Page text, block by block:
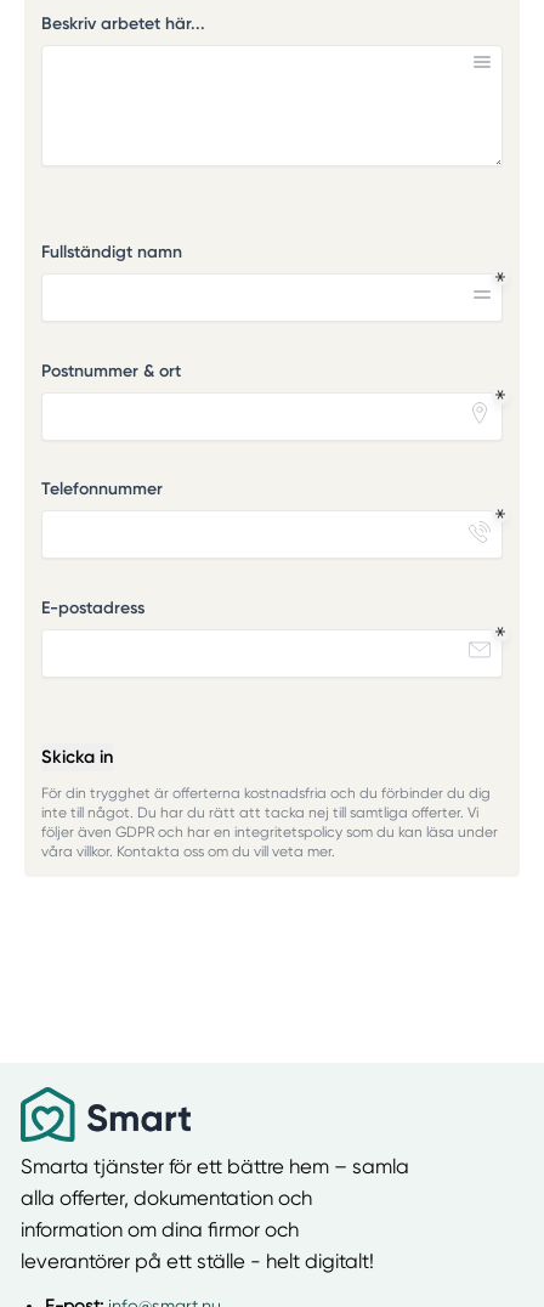
Beskriv arbetet här...
Fullständigt namn
Postnummer & ort
Telefonnummer
E-postadress
Skicka in
För din trygghet är offerterna kostnadsfria och du förbinder du dig
inte till något. Du har du rätt att tacka nej till samtliga offerter. Vi
följer även GDPR och har en integritetspolicy som du kan läsa under
våra villkor. Kontakta oss om du vill veta mer.
Smarta tjänster för ett bättre hem – samla
alla offerter, dokumentation och
information om dina firmor och
leverantörer på ett ställe - helt digitalt!